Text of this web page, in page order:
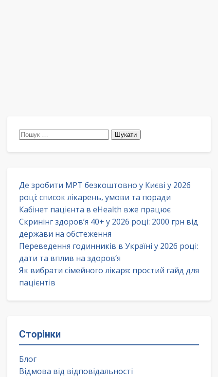
Пошук:
Де зробити МРТ безкоштовно у Києві у 2026
році: список лікарень, умови та поради
Кабінет пацієнта в eHealth вже працює
Скринінг здоров’я 40+ у 2026 році: 2000 грн від
держави на обстеження
Переведення годинників в Україні у 2026 році:
дати та вплив на здоров’я
Як вибрати сімейного лікаря: простий гайд для
пацієнтів
Сторінки
Блог
Відмова від відповідальності